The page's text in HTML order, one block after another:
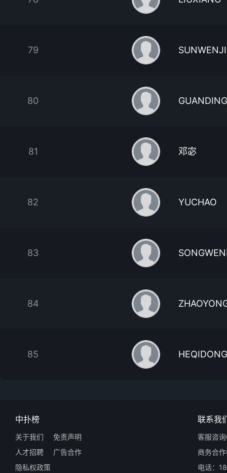
79
80
81 邓宓
82 YUCHAO
83
84
85 HEQIDONG
中扑榜
关于我们
免责声明
人才招聘
广告合作
隐私权政策
联系我
客服咨
商务合
电话：